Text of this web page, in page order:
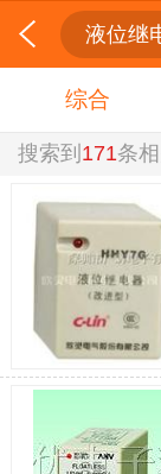
液位继
综合
搜索到 171条